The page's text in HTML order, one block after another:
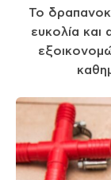
Το
ευκολία και